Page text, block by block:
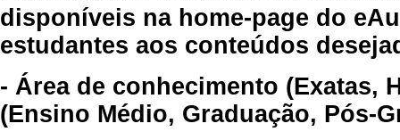
disponíveis na home-page do
estudantes aos conteúdos
- Área de conhecimento (Exatas,
(Ensino Médio, Graduação, Pós-